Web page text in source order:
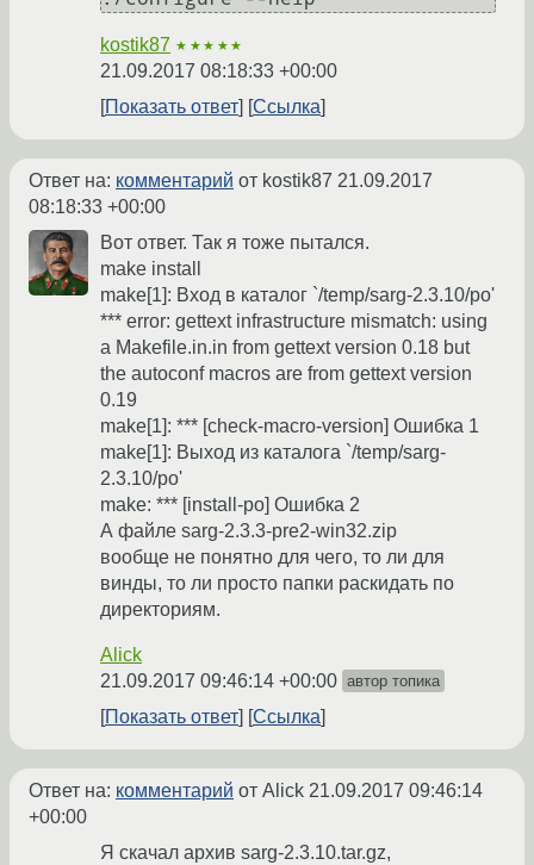
kostik87 ★★★★★
21.09.2017 08:18:33 +00:00
Показать ответ
Ссылка
Ответ на: комментарий от kostik87 21.09.2017
08:18:33 +00:00
Вот ответ. Так я тоже пытался.
make install
make[1]: Вход в каталог `/temp/sarg-2.3.10/po'
*** error: gettext infrastructure mismatch: using
a Makefile.in.in from gettext version 0.18 but
the autoconf macros are from gettext version
0.19
make[1]: *** [check-macro-version] Ошибка 1
make[1]: Выход из каталога `/temp/sarg-
2.3.10/po'
make: *** [install-po] Ошибка 2
А файле sarg-2.3.3-pre2-win32.zip
вообще не понятно для чего, то ли для
винды, то ли просто папки раскидать по
директориям.
Alick
21.09.2017 09:46:14 +00:00 автор топика
Показать ответ Ссылка
Ответ на: комментарий от Alick 21.09.2017 09:46:14
+00:00
Я скачал архив sarg-2.3.10.tar.gz,